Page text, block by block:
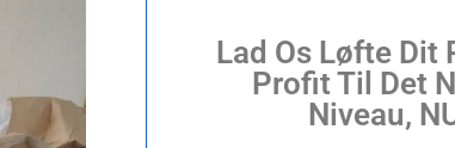
Lad Os Løfte Dit
Profit Til Det
Niveau,